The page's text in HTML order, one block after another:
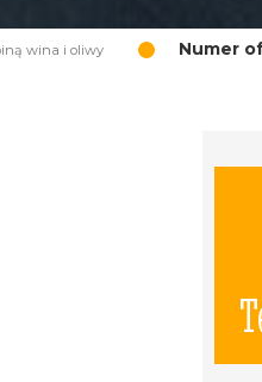
wina i oliwy Numer